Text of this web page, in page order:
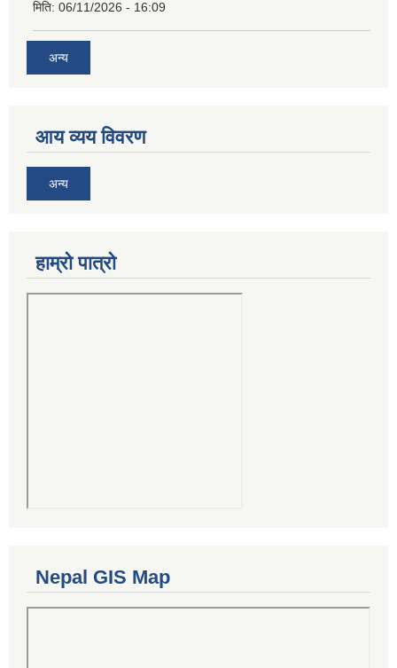
मिति: 06/11/2026 - 16:09
अन्य
आय व्यय विवरण
अन्य
हाम्रो पात्रो
Nepal GIS Map